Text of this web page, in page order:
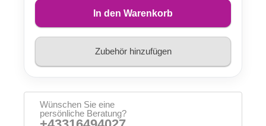
In den Warenkorb
Zubehör hinzufügen
Wünschen Sie eine
persönliche Beratung?